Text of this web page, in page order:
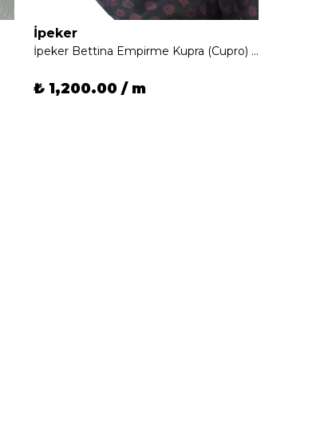
İpeker
İpeker Bettina Empirme Kupra (Cupro) İpeği
₺ 1,200.00 / m